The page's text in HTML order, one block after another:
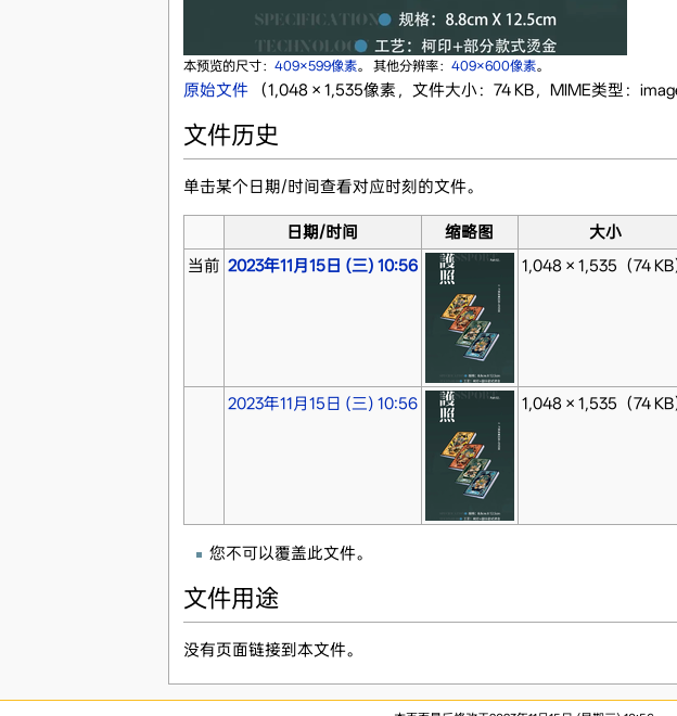
本预览的尺寸： 409×599像素。 其他分辨率： 409×600像素。
原始文件‎ （1,048 × 1,535像素，文件大小：74 KB，MIME类型：
文件历史
单击某个日期/时间查看对应时刻的文件。
日期/时间 缩略图 大小
当前 2023年11月15日 (三) 10:56 1,048 × 1,535 （74 KB
2023年11月15日 (三) 10:56 1,048 × 1,535 （74 KB
您不可以覆盖此文件。
文件用途
没有页面链接到本文件。